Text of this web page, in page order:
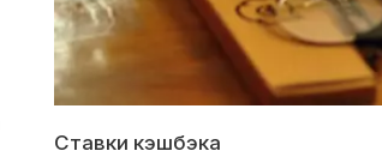
Ставки кэшбэка